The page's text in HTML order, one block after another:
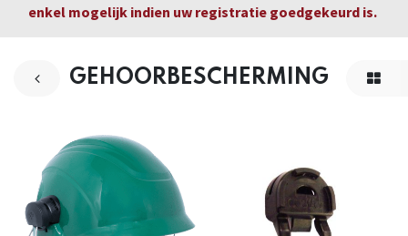
enkel mogelijk indien uw registratie goedgekeurd is.
GEHOORBESCHERMING